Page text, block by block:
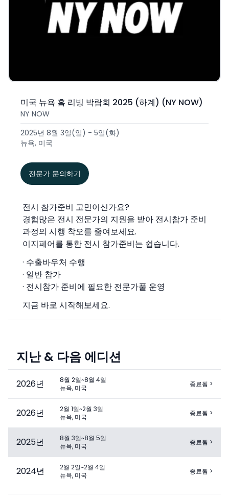
미국 뉴욕 홈 리빙 박람회 2025 (하계) (NY NOW)
NY NOW
2025년 8월 3일(일) - 5일(화)
뉴욕, 미국
전문가 문의하기
전시 참가준비 고민이신가요?
경험많은 전시 전문가의 지원을 받아 전시참가 준비
과정의 시행 착오를 줄여보세요.
이지페어를 통한 전시 참가준비는 쉽습니다.
· 수출바우처 수행
· 일반 참가
· 전시참가 준비에 필요한 전문가풀 운영
지금 바로 시작해보세요.
지난 & 다음 에디션
2026년
8월 2일~8월 4일
뉴욕, 미국
종료됨 >
2026년
2월 1일~2월 3일
뉴욕, 미국
종료됨 >
2025년
8월 3일~8월 5일
뉴욕, 미국
종료됨 >
2024년
2월 2일~2월 4일
뉴욕, 미국
종료됨 >